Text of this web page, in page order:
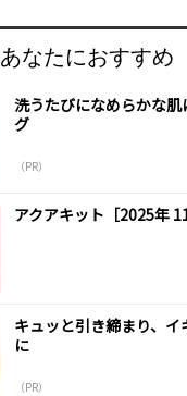
あなたにおすすめ
洗うたびになめらかな
グ
（PR）
アクアキット［2025年
キュッと引き締まり、
に
（PR）